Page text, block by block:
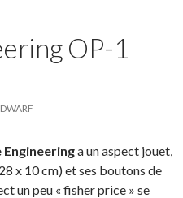
OP-1
Engineeringa un aspect jouet,
x 10 cm) et ses boutons de
un peu « fisher price » se